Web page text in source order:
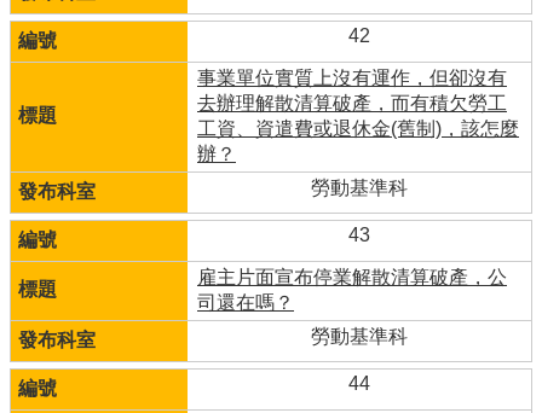
42
事業單位實質上沒有運作，但卻沒有
去辦理解散清算破產，而有積欠勞工
工資、資遣費或退休金(舊制)，該怎麼
辦？
勞動基準科
43
雇主片面宣布停業解散清算破產，公
司還在嗎？
勞動基準科
44